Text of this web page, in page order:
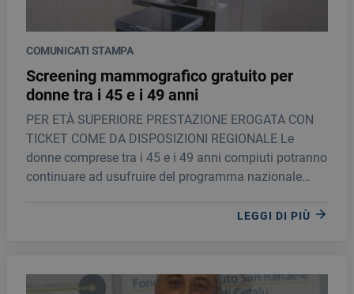
COMUNICATI STAMPA
Screening mammografico gratuito per
donne tra i 45 e i 49 anni
PER ETÀ SUPERIORE PRESTAZIONE EROGATA CON
TICKET COME DA DISPOSIZIONI REGIONALE Le
donne comprese tra i 45 e i 49 anni compiuti potranno
continuare ad usufruire del programma nazionale
LEGGI DI PIÙ